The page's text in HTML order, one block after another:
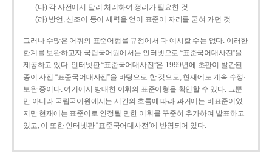
(다) 각 사전에서 달리 처리하여 정리가 필요한 것
(라) 방언, 신조어 등이 세력을 얻어 표준어 자리를 굳혀 가던 것
그러나 수많은 어휘의 표준어형을 규정에서 다 예시할 수는 없다. 이러한
한계를 보완하고자 국립국어원에서는 인터넷으로 “표준국어대사전”을
제공하고 있다. 인터넷판 “표준국어대사전”은 1999년에 초판이 발간된
종이 사전 “표준국어대사전”을 바탕으로 한 것으로, 현재에도 계속 수정·
보완 중이다. 여기에서 방대한 어휘의 표준어형을 확인할 수 있다. 그뿐
만 아니라 국립국어원에서는 시간의 흐름에 따라 과거에는 비표준어였
지만 현재에는 표준어로 인정될 만한 어휘를 꾸준히 추가하여 발표하고
있고, 이 또한 인터넷판 “표준국어대사전”에 반영되어 있다.